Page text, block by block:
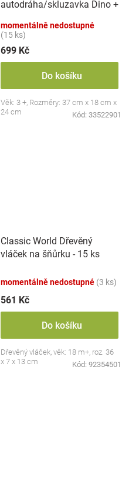
autodráha/skluzavka Dino +
momentálně nedostupné
(15 ks)
699 Kč
Do košíku
Věk: 3 +, Rozměry: 37 cm x 18 cm x
24 cm
Kód: 33522901
Classic World Dřevěný
vláček na šňůrku - 15 ks
momentálně nedostupné (3 ks)
561 Kč
Do košíku
Dřevěný vláček, věk: 18 m+, roz. 36
x 7 x 13 cm
Kód: 92354501